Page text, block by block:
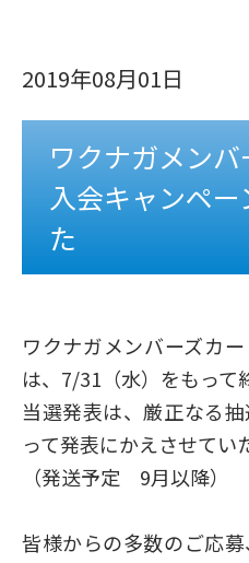
2019年08月01日
ワクナガメン
入会キャンペ
た
ワクナガメンバーズカ
は、7/31（水）をもって
当選発表は、厳正なる
って発表にかえさせてい
（発送予定 9月以降）
皆様からの多数のご応